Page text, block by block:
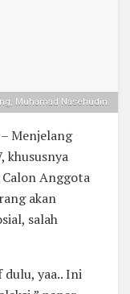
Muhamad Nasehudin.
– Menjelang
khususnya
Calon Anggota
akan
salah
dulu, yaa.. Ini